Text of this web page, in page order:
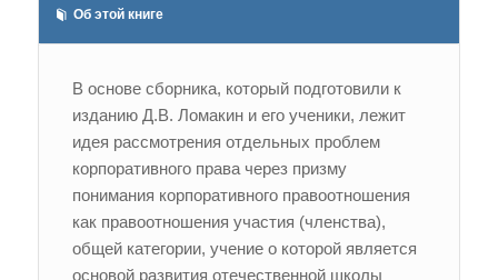
Об этой книге
В основе сборника, который подготовили к
изданию Д.В. Ломакин и его ученики, лежит
идея рассмотрения отдельных проблем
корпоративного права через призму
понимания корпоративного правоотношения
как правоотношения участия (членства),
общей категории, учение о которой является
основой развития отечественной школы